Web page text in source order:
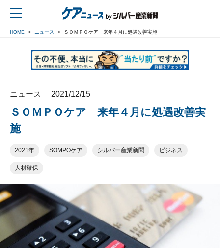
HOME ニュース ＳＯＭＰＯケア 来年４月に処遇改善実施
ニュース 2021/12/15
ＳＯＭＰＯケア 来年４月に処遇改善実
施
2021年 SOMPOケア シルバー産業新聞 ビジネス
人材確保